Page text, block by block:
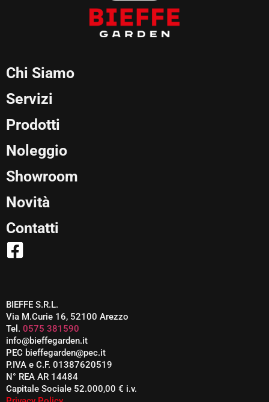
Chi Siamo
Servizi
Prodotti
Noleggio
Showroom
Novità
Contatti
BIEFFE S.R.L.
Via M.Curie 16, 52100 Arezzo
Tel. 0575 381590
info@bieffegarden.it
PEC bieffegarden@pec.it
P.IVA e C.F. 01387620519
N° REA AR 14484
Capitale Sociale 52.000,00 € i.v.